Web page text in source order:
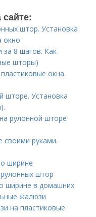
штор. Установка
окно
8 шагов. Как
шторы)
окна.
шторе. Установка
рулонной шторе
своими руками.
ширине
штор
ширине в домашних
жалюзи
на пластиковые